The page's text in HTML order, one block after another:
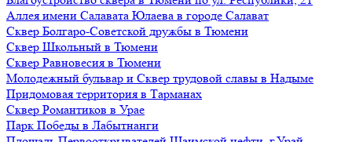
Аллея имени Салавата Юлаева в городе Салават
Сквер Болгаро-Советской дружбы в Тюмени
Сквер Школьный в Тюмени
Сквер Равновесия в Тюмени
Молодежный бульвар и Сквер трудовой славы в Надыме
Придомовая территория в Тарманах
Сквер Романтиков в Урае
Парк Победы в Лабытнанги